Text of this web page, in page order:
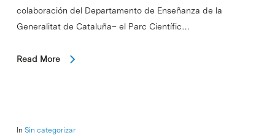
colaboración del Departamento de Enseñanza de la
Generalitat de Cataluña– el Parc Científic…
Read More
In Sin categorizar